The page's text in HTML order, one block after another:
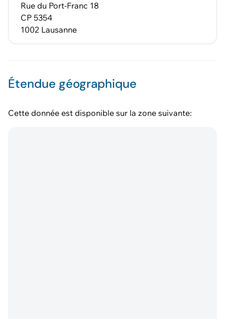
Rue du Port-Franc 18
CP 5354
1002 Lausanne
Étendue géographique
Cette donnée est disponible sur la zone suivante: